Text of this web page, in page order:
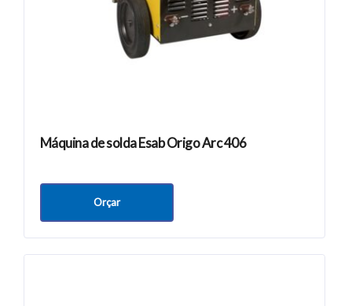
Máquina de solda Esab Origo Arc 406
Orçar